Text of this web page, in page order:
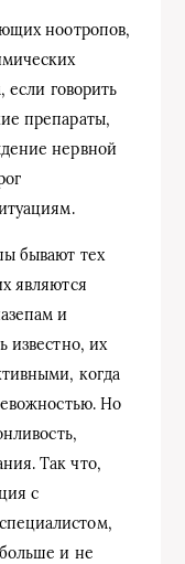
ноотропов,
если говорить
препараты,
нервной
бывают тех
являются
и
известно, их
когда
Но
Так что,
с
и не